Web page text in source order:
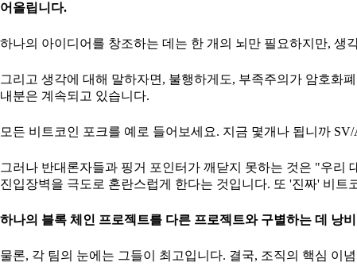
어올립니다.
하나의 아이디어를 창조하는 데는 한 개의 뇌만 필요하지만, 생
그리고 생각에 대해 말하자면, 불행하게도, 부족주의가 암호화
내분은 계속되고 있습니다.
모든 비트코인 포크를 예로 들어보세요. 지금 몇개나 됩니까
그러나 반대론자들과 핑거 포인터가 깨닫지 못하는 것은 "우리
진입장벽을 극도로 혼란스럽게 한다는 것입니다. 또 '진짜' 비트
하나의 블록 체인 프로젝트를 다른 프로젝트와 구별하는 데 낭
물론, 각 팀의 눈에는 그들이 최고입니다. 결국, 조직의 핵심 이